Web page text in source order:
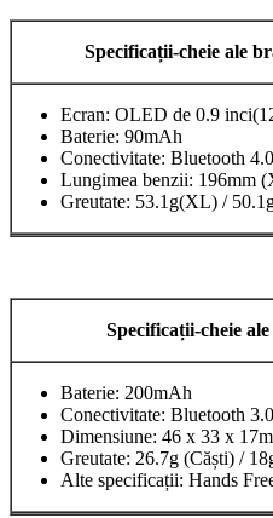
Specificații-cheie ale
Ecran: OLED de 0.9
Baterie: 90mAh
Conectivitate: Bluetooth 4.0
Lungimea benzii: 196mm
Greutate: 53.1g(XL) /
Specificații-cheie ale
Baterie: 200mAh
Conectivitate: Bluetooth 3.0
Dimensiune: 46 x 33 x
Greutate: 26.7g (Căști) /
Alte specificații: Hands